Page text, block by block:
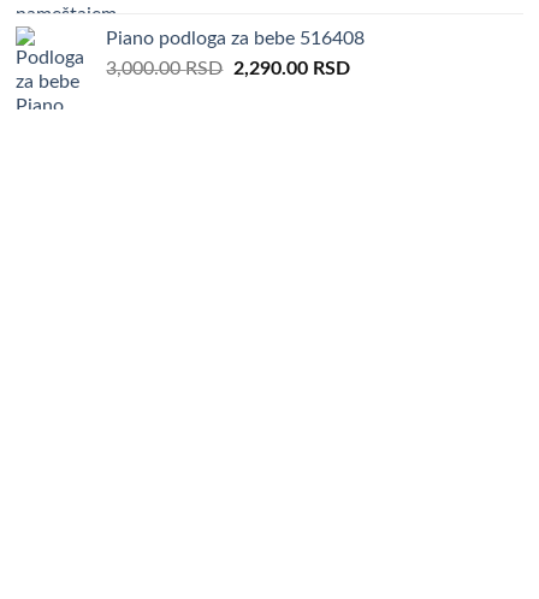
Piano podloga za bebe 516408
3,000.00RSD Original
2,290.00 RSDCurrent